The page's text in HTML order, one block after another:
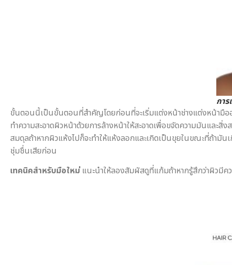
กา
ขั้นตอนนี้เป็นขั้นตอนที่สำคัญโดยก่อนที่จะเริ่มแต่งหน้าช่างแต่งหน้ามือ
ทำความสะอาดผิวหน้าด้วยการล้างหน้าให้สะอาดเพื่อขจัดความมันแล
สมดุลถ้าหากผิวแห้งไปก็จะทำให้แห้งลอกและเกิดเป็นขุยในขณะที่ถ้ามัน
ชุ่มชื่นเสียก่อน
เทคนิคสำหรับมือใหม่แนะนำให้ลองสัมผัสดูที่แก้มถ้าหากรู้สึกว่าผิวมี